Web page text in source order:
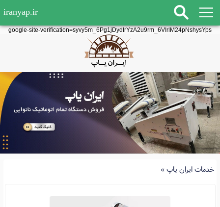
google-site-verification=syvy5m_6Pg1jDydIrYzA2u9rm_6VIrlM24pNshysYps
iranyap.ir
خدمات ایران یاپ »